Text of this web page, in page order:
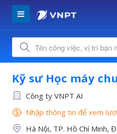
Kỹ sư Học máy
Công ty VNPT AI
Nhập thông tin để xem
Hà Nội, TP. Hồ Chí Minh,